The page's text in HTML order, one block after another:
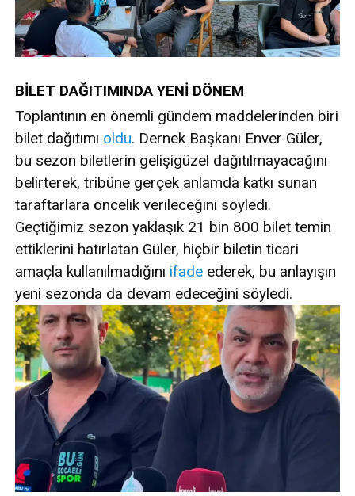
BİLET DAĞITIMINDA YENİ DÖNEM
Toplantının en önemli gündem maddelerinden biri
bilet dağıtımı oldu. Dernek Başkanı Enver Güler,
bu sezon biletlerin gelişigüzel dağıtılmayacağını
belirterek, tribüne gerçek anlamda katkı sunan
taraftarlara öncelik verileceğini söyledi.
Geçtiğimiz sezon yaklaşık 21 bin 800 bilet temin
ettiklerini hatırlatan Güler, hiçbir biletin ticari
amaçla kullanılmadığını ifade ederek, bu anlayışın
yeni sezonda da devam edeceğini söyledi.